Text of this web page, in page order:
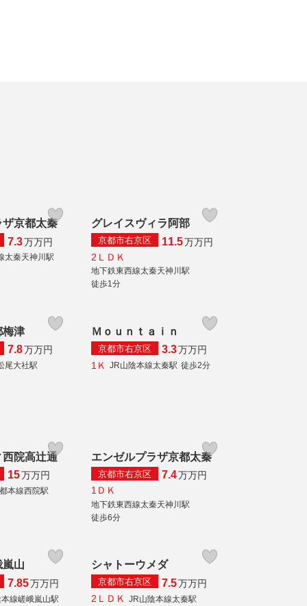
京都太秦
7.3万万円
太秦天神川駅
グレイスヴィラ阿部
京都市右京区 11.5万万円
2ＬＤＫ
地下鉄東西線太秦天神川駅
徒歩1分
梅津
7.8万万円
尾大社駅
Ｍｏｕｎｔａｉｎ
京都市右京区 3.3万万円
1Ｋ
JR山陰本線太秦駅 徒歩2分
院高辻通
15万万円
本線西院駅
エンゼルプラザ京都太秦
京都市右京区 7.4万万円
1ＤＫ
地下鉄東西線太秦天神川駅
徒歩6分
山
7.85万万円
線嵯峨嵐山駅
シャトーウメダ
京都市右京区 7.5万万円
2ＬＤＫ
JR山陰本線太秦駅